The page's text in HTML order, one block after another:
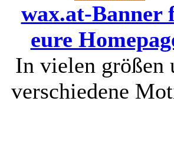
wax.at-Banner
eure
In vielen größen
verschiedene